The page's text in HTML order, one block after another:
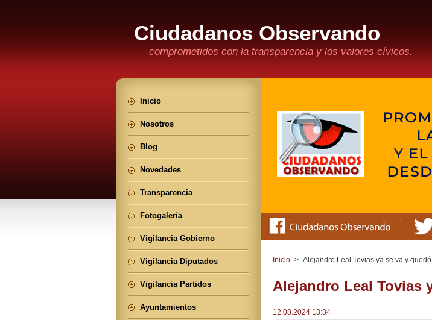
Ciudadanos Observando
comprometidos con la transparencia y los valores cívicos.
Inicio > Alejandro Leal Tovias ya se va y
Alejandro Leal Tovias
12.08.2024 13:34
Inicio
Nosotros
Blog
Novedades
Transparencia
Fotogalería
Vigilancia Gobierno
Vigilancia Diputados
Vigilancia Partidos
Ayuntamientos